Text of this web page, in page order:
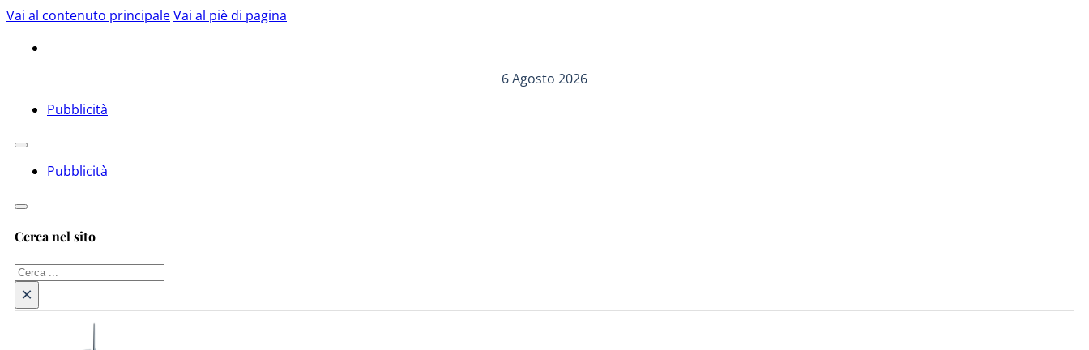
Vai al contenuto principaleVai al piè di pagina
6 Agosto 2026
Pubblicità
Pubblicità
Cerca nel sito
Cerca
×